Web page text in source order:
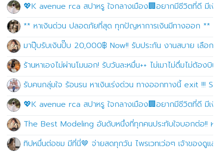
💖K avenue rca สปาหรู ใจกลางเมือง🏢อยากมีชีวิตที่ดี มีเงิ
** หาเงินด่วน ปลอดภัยที่สุด ทุกปัญหาการเงินมีทางออก **
มาปุ๊บรับเงินปั๊บ 20,000฿ Now!! รับประกัน งานสบาย เลือ
ร้านหาเองไม่ผ่านโมนอก! รับวันละหมื่น++ ไม่เมาไม่ดื่มไม่ต้องบิน
รับคนกลุ่มใจ ร้อนรน หาเงินเร่งด่วน ทางออกทางนี้ exit !!!
💖K avenue rca สปาหรู ใจกลางเมือง🏢อยากมีชีวิตที่ดี มีเงิ
The Best Modeling อันดับหนึ่งที่ทุกคนประทับใจบอกต่อ!! ห
ทิปหมื่นต่อชม มีที่นี่🤎 จ่ายสดทุกวัน ไพรเวทเว่อๆ เจ้าของดูแล